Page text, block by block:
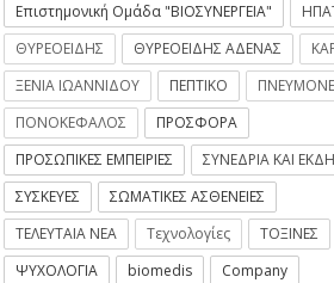
Επιστημονική Ομάδα "ΒΙΟΣΥΝΕΡΓΕΙΑ"
ΘΥΡΕΟΕΙΔΗΣ
ΘΥΡΕΟΕΙΔΗΣ ΑΔΕΝΑΣ
ΞΕΝΙΑ ΙΩΑΝΝΙΔΟΥ
ΠΕΠΤΙΚΟ
ΠΟΝΟΚΕΦΑΛΟΣ
ΠΡΟΣΦΟΡΑ
ΠΡΟΣΩΠΙΚΕΣ ΕΜΠΕΙΡΙΕΣ
ΣΥΝΕΔΡΙΑ ΚΑΙ
ΣΥΣΚΕΥΕΣ
ΣΩΜΑΤΙΚΕΣ ΑΣΘΕΝΕΙΕΣ
ΤΕΛΕΥΤΑΙΑ ΝΕΑ
Τεχνολογίες ΤΟΞΙΝΕΣ
ΨΥΧΟΛΟΓΙΑ
biomedis
Company